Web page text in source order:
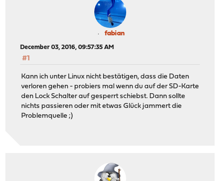
fabian
December 03, 2016, 09:57:35 AM
#1
Kann ich unter Linux nicht bestätigen, dass die Daten
verloren gehen - probiers mal wenn du auf der SD-Karte
den Lock Schalter auf gesperrt schiebst. Dann sollte
nichts passieren oder mit etwas Glück jammert die
Problemquelle ;)